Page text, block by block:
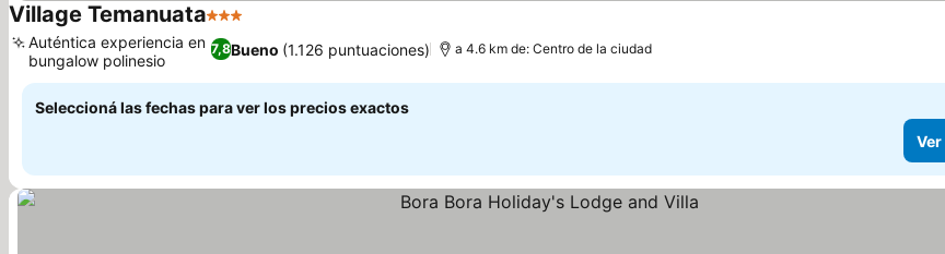
Village Temanuata3 Estrellas
7,8Bueno (1.126 puntuaciones)
Auténtica experiencia en
bungalow polinesio
a 4.6 km de: Centro de la ciudad
Seleccioná las fechas para ver los precios exactos